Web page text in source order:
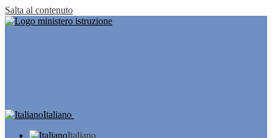
Salta al contenuto
Italiano
Italiano